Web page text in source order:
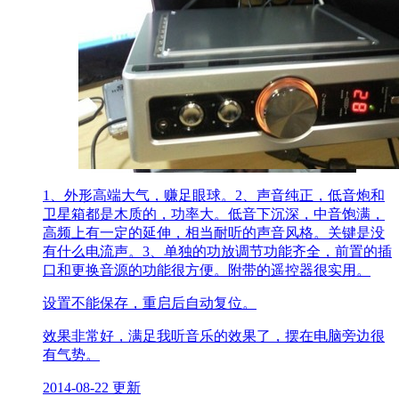
1、外形高端大气，赚足眼球。2、声音纯正，低音炮和
卫星箱都是木质的，功率大。低音下沉深，中音饱满，
高频上有一定的延伸，相当耐听的声音风格。关键是没
有什么电流声。3、单独的功放调节功能齐全，前置的插
口和更换音源的功能很方便。附带的遥控器很实用。
设置不能保存，重启后自动复位。
效果非常好，满足我听音乐的效果了，摆在电脑旁边很
有气势。
2014-08-22 更新